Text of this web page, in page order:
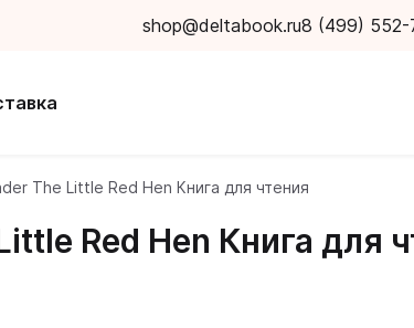
shop@deltabook.ru8 (499) 552-
The Little Red Hen Книга для чтения
Red Hen Книга для